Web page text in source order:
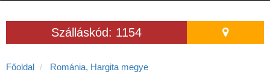
Szálláskód: 1154
Főoldal
Románia, Hargita megye